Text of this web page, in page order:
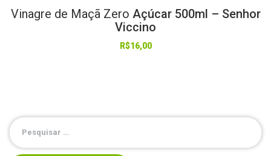
Vinagre de Maçã Zero Açúcar 500ml – Senhor
Viccino
R$16,00